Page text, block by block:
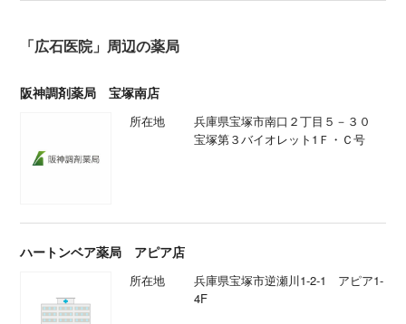
「広石医院」周辺の薬局
阪神調剤薬局 宝塚南店
所在地
兵庫県宝塚市南口２丁目５－３０
宝塚第３バイオレット1Ｆ・Ｃ号
ハートンベア薬局 アピア店
所在地
兵庫県宝塚市逆瀬川1-2-1 アピア1-
4F